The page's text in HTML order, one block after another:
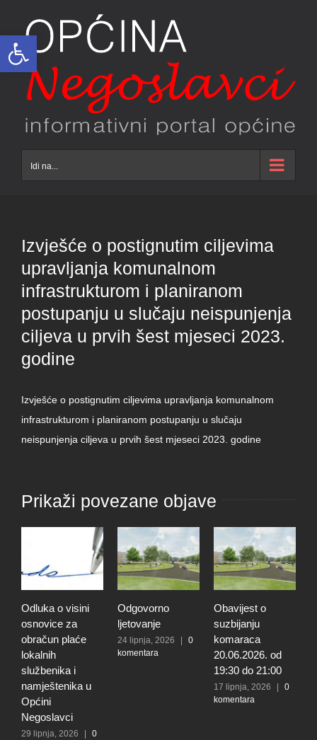
Open toolbar
content
Idi na...
Izvješće o postignutim ciljevima
upravljanja komunalnom
infrastrukturom i planiranom
postupanju u slučaju neispunjenja
ciljeva u prvih šest mjeseci 2023.
godine
Izvješće o postignutim ciljevima upravljanja komunalnom
infrastrukturom i planiranom postupanju u slučaju
neispunjenja ciljeva u prvih šest mjeseci 2023. godine
Prikaži povezane objave
Odluka o visini
osnovice za
obračun plaće
lokalnih
službenika i
namještenika u
Općini
Negoslavci
29 lipnja, 2026
0
Odgovorno
ljetovanje
24 lipnja, 2026
0
komentara
Obavijest o
suzbijanju
komaraca
20.06.2026. od
19:30 do 21:00
17 lipnja, 2026
0
komentara